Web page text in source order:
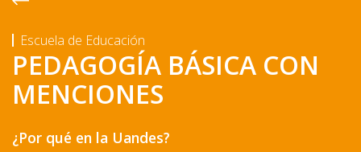
Escuela de Educación
PEDAGOGÍA BÁSICA CON
MENCIONES
¿Por qué en la Uandes?